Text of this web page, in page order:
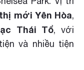
mới Yên Hòa,
Thái Tổ, với
và nhiều tiện